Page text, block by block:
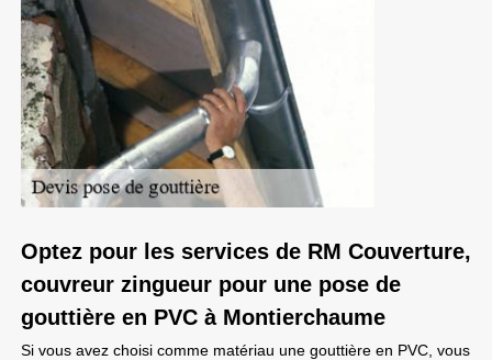
Optez pour les services de RM Couverture,
couvreur zingueur pour une pose de
gouttière en PVC à Montierchaume
Si vous avez choisi comme matériau une gouttière en PVC, vous